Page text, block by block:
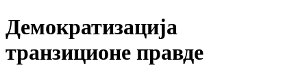
Демократизација
транзиционе правде